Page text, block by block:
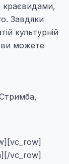
краєвидами,
Завдяки
культурній
можете
vc_row]